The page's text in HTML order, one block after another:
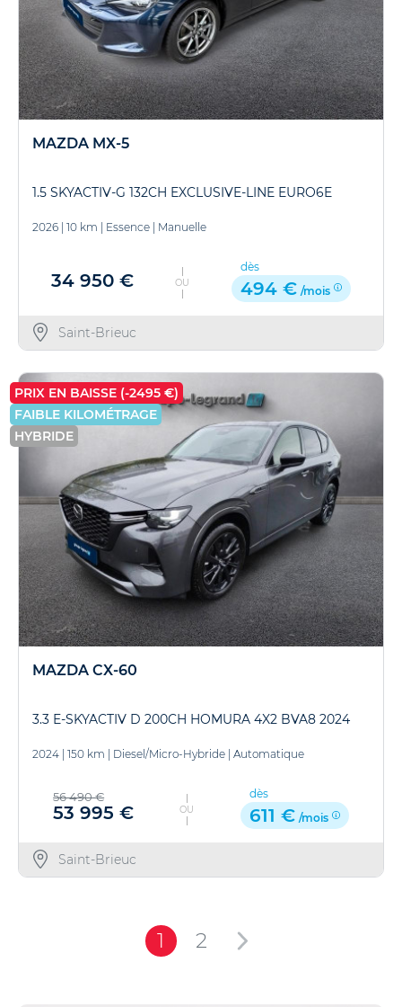
MAZDA MX-5
1.5 SKYACTIV-G 132CH EXCLUSIVE-LINE EURO6E
2026 10 km Essence Manuelle
34 950 € OU
dès
494 € /mois
Saint-Brieuc
PRIX EN BAISSE (-2495 €)
FAIBLE KILOMÉTRAGE
HYBRIDE
MAZDA CX-60
3.3 E-SKYACTIV D 200CH HOMURA 4X2 BVA8 2024
2024 150 km Diesel/Micro-Hybride Automatique
56 490 €
53 995 € OU
dès
611 € /mois
Saint-Brieuc
1 2